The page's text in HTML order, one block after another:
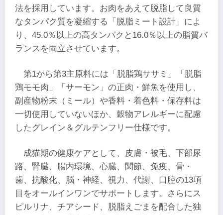
法を採用しています。お肉をあえて脱脂して良質
なタンパク質を凝縮する「脱脂ミート設計」によ
り、45.0％以上の高タンパクと16.0％以上の脂質バ
ランスを両立させています。
第1から第3主原料には「脱脂鶏ササミ」「脱脂
鶏モモ肉」「サーモン」の正肉・鮮魚を使用し、
副産物粉末（ミール）や香料・着色料・保存料は
一切使用していないほか、穀物アレルギーに配慮
したグレイン＆グルテンフリー仕様です。
成猫期の健康ケアとして、皮膚・被毛、下部尿
路、腎臓、腸内環境、心臓、関節、免疫、骨・
歯、抗酸化、脳・神経、視力、代謝、口腔の13項
目をオールインワンでサポートします。さらにス
ピルリナ、チアシード、脱脂えごまを配合した独